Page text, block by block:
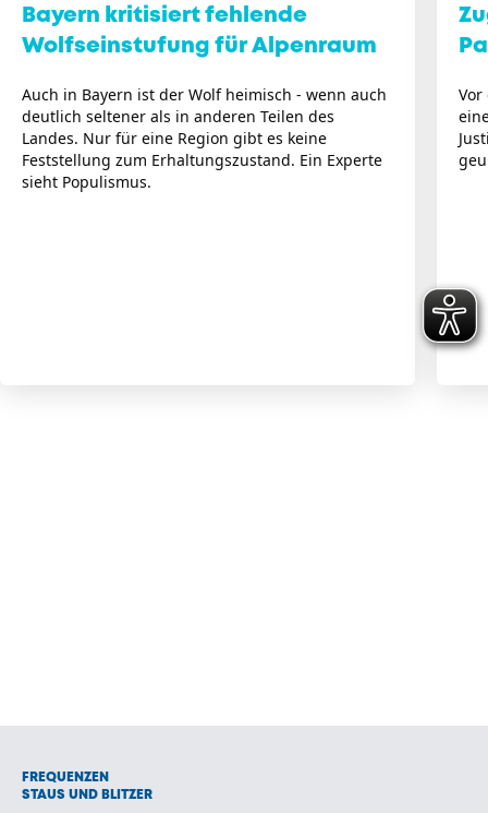
Bayern kritisiert fehlende
Wolfseinstufung für Alpenraum
Auch in Bayern ist der Wolf heimisch - wenn auch
deutlich seltener als in anderen Teilen des
Landes. Nur für eine Region gibt es keine
Feststellung zum Erhaltungszustand. Ein Experte
sieht Populismus.
FREQUENZEN
STAUS UND BLITZER